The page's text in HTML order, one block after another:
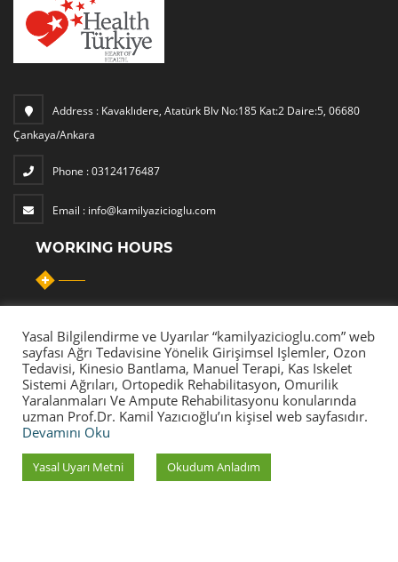
Address : Kavaklıdere, Atatürk Blv No:185 Kat:2 Daire:5, 06680
Çankaya/Ankara
Phone :03124176487
Email : info@kamilyazicioglu.com
WORKING HOURS
Monday – Friday : 11:00 - 18:00
Saturday : 10:00 - 14:00
Sunday : --
Yasal Bilgilendirme ve Uyarılar “kamilyazicioglu.com” web
sayfası Ağrı Tedavisine Yönelik Girişimsel Işlemler, Ozon
Tedavisi, Kinesio Bantlama, Manuel Terapi, Kas Iskelet
Sistemi Ağrıları, Ortopedik Rehabilitasyon, Omurilik
Yaralanmaları Ve Ampute Rehabilitasyonu konularında
uzman Prof.Dr. Kamil Yazıcıoğlu’ın kişisel web sayfasıdır.
Devamını Oku
Yasal Uyarı Metni Okudum Anladım